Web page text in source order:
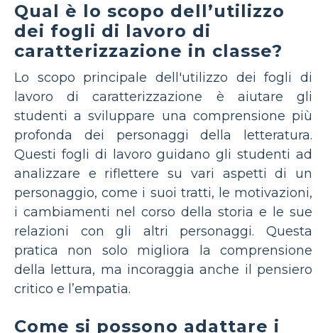
Qual è lo scopo dell’utilizzo
dei fogli di lavoro di
caratterizzazione in classe?
Lo scopo principale dell'utilizzo dei fogli di
lavoro di caratterizzazione è aiutare gli
studenti a sviluppare una comprensione più
profonda dei personaggi della letteratura.
Questi fogli di lavoro guidano gli studenti ad
analizzare e riflettere su vari aspetti di un
personaggio, come i suoi tratti, le motivazioni,
i cambiamenti nel corso della storia e le sue
relazioni con gli altri personaggi. Questa
pratica non solo migliora la comprensione
della lettura, ma incoraggia anche il pensiero
critico e l’empatia.
Come si possono adattare i